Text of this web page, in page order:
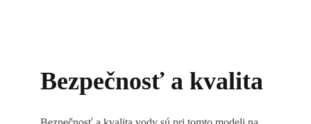
Bezpečnosť a kvalita